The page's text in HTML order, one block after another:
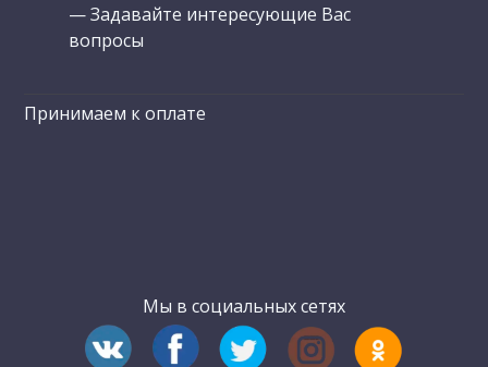
— Задавайте интересующие Вас
вопросы
Принимаем к оплате
Мы в социальных сетях